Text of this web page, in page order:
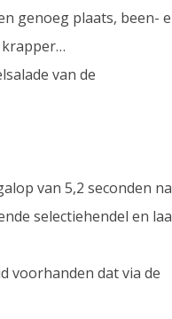
genoeg plaats, been-
krapper…
van de
van 5,2 seconden
selectiehendel en
voorhanden dat via de